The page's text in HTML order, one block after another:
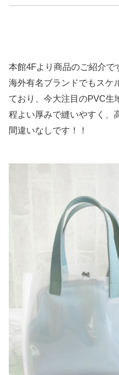
本館4Fより商品のご紹介で
海外有名ブランドでもスケ
ており、今大注目のPVC生
程よい厚みで縫いやすく、
間違いなしです！！